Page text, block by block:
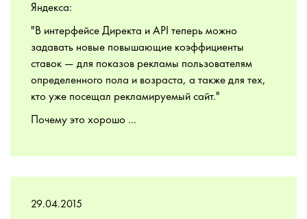
Яндекса:
"В интерфейсе Директа и API теперь можно
задавать новые повышающие коэффициенты
ставок — для показов рекламы пользователям
определенного пола и возраста, а также для тех,
кто уже посещал рекламируемый сайт."
Почему это хорошо ...
29.04.2015